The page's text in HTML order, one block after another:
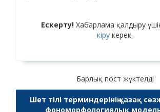
Ескерту! Хабарлама қалдыру
кіру керек.
Барлық пост жүктелді
Шет тілі терминдерінің қазақ
фономорфологиялық